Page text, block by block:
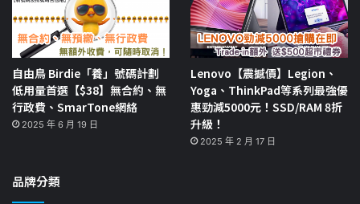
自由鳥 Birdie「養」號碼計劃
低用量首選【$38】無合約、無
行政費、SmarTone網絡
2025 年 6 月 19 日
Lenovo【震撼價】Legion、
Yoga、ThinkPad等系列最強優
惠勁減5000元！SSD/RAM 8折
升級！
2025 年 2 月 17 日
品牌分類